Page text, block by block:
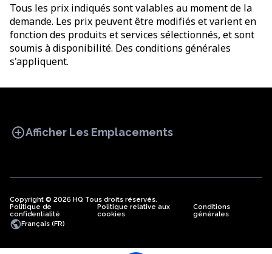
Tous les prix indiqués sont valables au moment de la
demande. Les prix peuvent être modifiés et varient en
fonction des produits et services sélectionnés, et sont
soumis à disponibilité. Des conditions générales
s'appliquent.
add_circleAfficher Les Emplacements
BUREAU COWORKING
BUREAUX
Copyright © 2026 HQ Tous droits réservés.
Politique de
confidentialité
Politique relative aux
cookies
Conditions
générales
publicFrançais (FR)